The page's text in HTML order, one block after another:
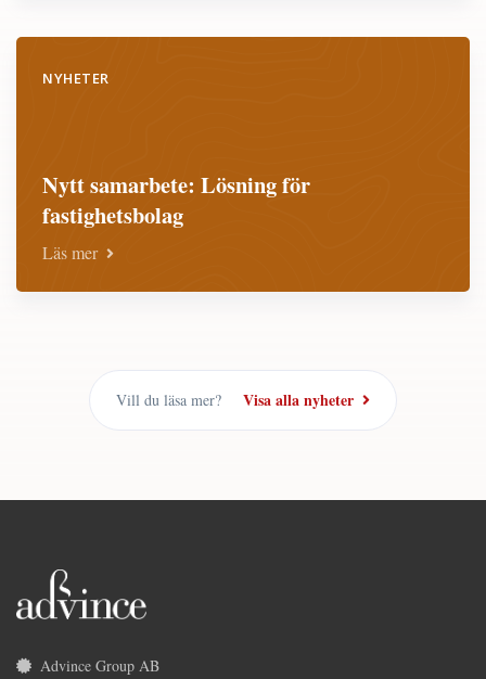
NYHETER
Nytt samarbete: Lösning för
fastighetsbolag
Läs mer
Vill du läsa mer? Visa alla nyheter
Advince Group AB